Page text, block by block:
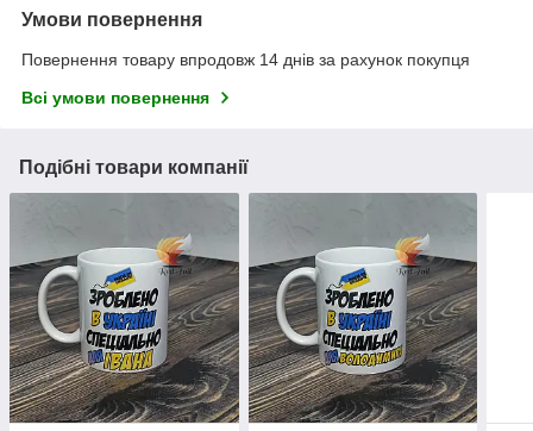
Умови повернення
Повернення товару впродовж 14 днів за рахунок покупця
Всі умови повернення
Подібні товари компанії